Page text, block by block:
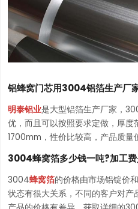
铝蜂窝门芯用3004铝箔生产厂
明泰铝业是大型铝箔生产厂家，
优，而且可以按照要求定做，厚
1700mm，性价比较高，产品质量
3004蜂窝箔多少钱一吨?加工
3004蜂窝箔的价格由市场铝锭价
状态有很大关系，不同的客户对产